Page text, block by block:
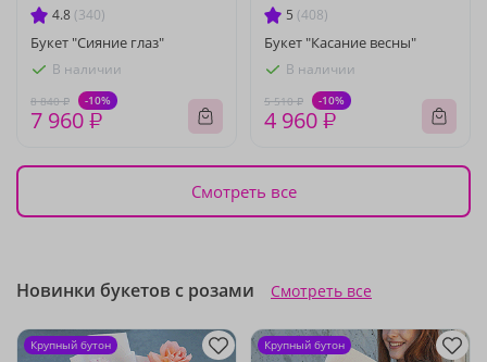
4.8 (340)
Букет "Сияние глаз"
В наличии
8 840 ₽ -10%
7 960 ₽
5 (408)
Букет "Касание весны"
В наличии
5 510 ₽ -10%
4 960 ₽
Смотреть все
Новинки букетов с розами Смотреть все
Крупный бутон Крупный бутон